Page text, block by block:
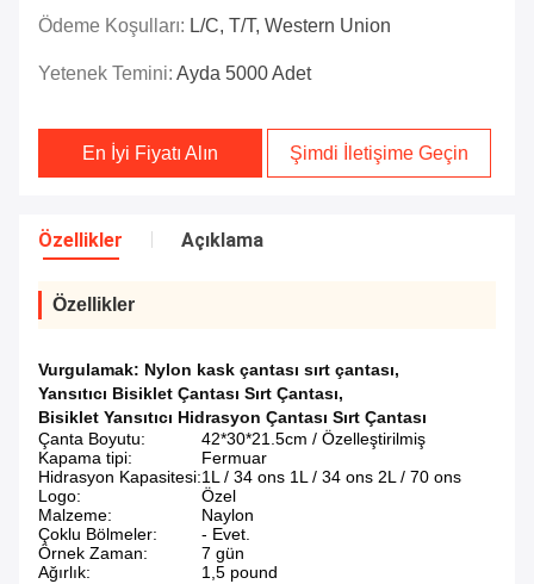
Ödeme Koşulları: L/C, T/T, Western Union
Yetenek Temini: Ayda 5000 Adet
En İyi Fiyatı Alın Şimdi İletişime Geçin
Özellikler Açıklama
Özellikler
Vurgulamak: Nylon kask çantası sırt çantası,
Yansıtıcı Bisiklet Çantası Sırt Çantası,
Bisiklet Yansıtıcı Hidrasyon Çantası Sırt Çantası
Çanta Boyutu:
42*30*21.5cm / Özelleştirilmiş
Kapama tipi:
Fermuar
Hidrasyon Kapasitesi:1L / 34 ons 1L / 34 ons 2L / 70 ons
Logo:
Özel
Malzeme:
Naylon
Çoklu Bölmeler:
- Evet.
Örnek Zaman:
7 gün
Ağırlık:
1,5 pound